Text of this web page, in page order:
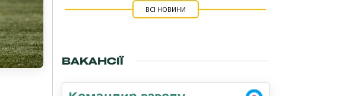
ВСІ НОВИНИ
ВАКАНСІЇ